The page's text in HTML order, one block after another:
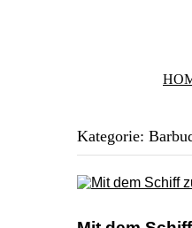
Kategorie: